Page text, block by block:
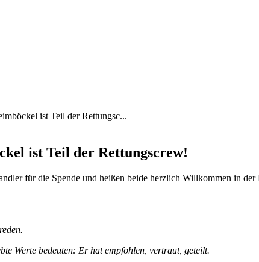
ist Teil der Rettungsc...
ist Teil der Rettungscrew!
für die Spende und heißen beide herzlich Willkommen in
Werte bedeuten: Er hat empfohlen, vertraut, geteilt.